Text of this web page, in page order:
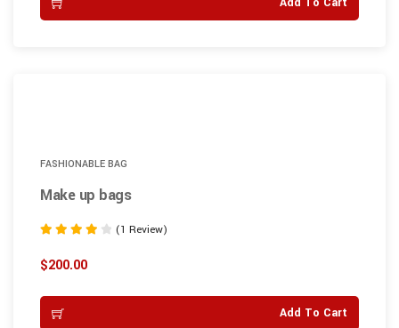
FASHIONABLE BAG
Make up bags
4.00
sur 5
(1 Review)
$200.00
Add To Cart